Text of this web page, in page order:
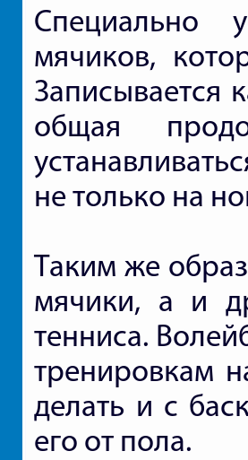
Специально
мячиков,
Записывается
общая
не только на
Таким же
мячики, а и
тенниса.
тренировкам
делать и с
его от пола.